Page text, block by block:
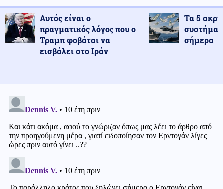
Αυτός είναι ο
πραγματικός λόγος που ο
Τραμπ φοβάται να
εισβάλει στο Ιράν
Τα 5
σήμερα